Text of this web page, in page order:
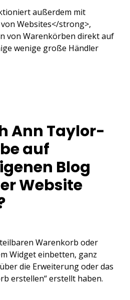
außerdem mit
Websites</strong>,
von Warenkörben direkt auf
wenige große Händler
Ann Taylor-
auf
Blog
Website
Warenkorb oder
Widget einbetten, ganz
die Erweiterung oder das
erstellen“ erstellt haben.